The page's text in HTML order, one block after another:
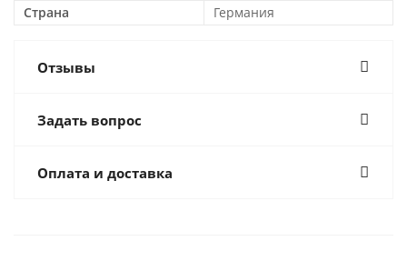
Страна
Германия
Отзывы
Задать вопрос
Оплата и доставка